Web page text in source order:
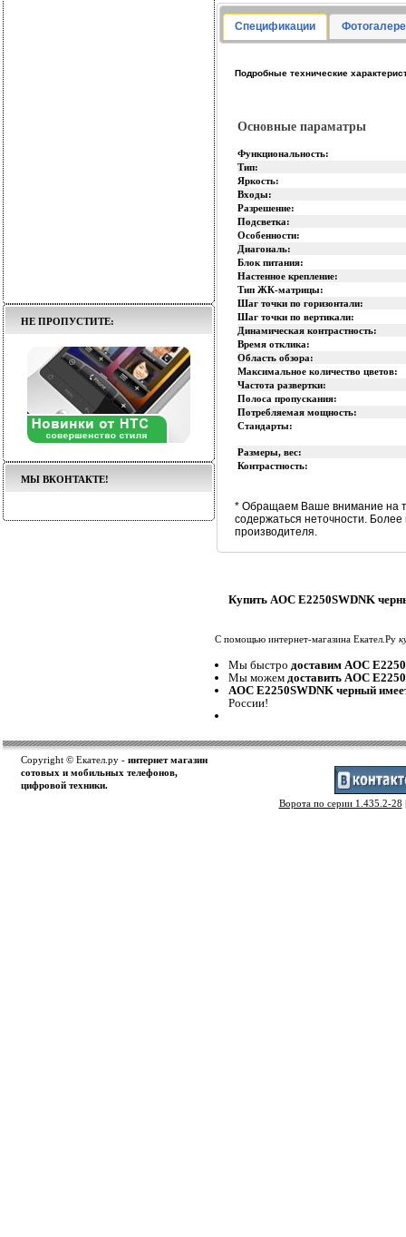
НЕ ПРОПУСТИТЕ:
МЫ ВКОНТАКТЕ!
Спецификации
Подробные технические
Основные параматры
Функциональность:
Тип:
Яркость:
Входы:
Разрешение:
Подсветка:
Особенности:
Диагональ:
Блок питания:
Настенное крепление:
Тип ЖК-матрицы:
Шаг точки по горизонтали:
Шаг точки по вертикали:
Динамическая контрастность:
Время отклика:
Область обзора:
Максимальное количество цветов:
Частота развертки:
Полоса пропускания:
Потребляемая мощность:
Стандарты:
Размеры, вес:
Контрастность:
* Обращаем Ваше внимание на
содержаться неточности.
производителя.
Купить AOC E2250SWDNK
С помощью интернет-магазина Екател.Ру
Мы быстро доставим AOC
Мы можем доставить AOC
AOC E2250SWDNK черный
России!
Copyright © Екател.ру - интернет магазин
сотовых и мобильных телефонов,
цифровой техники.
Ворота по серии 1.435.2-28